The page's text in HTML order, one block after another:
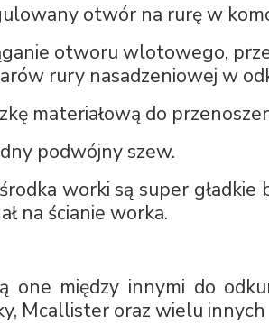
otwór na rurę w
otworu wlotowego,
rury nasadzeniowej w
materiałową do
podwójny szew.
worki są super
na ścianie worka.
one między innymi do
Mcallister oraz wielu innych